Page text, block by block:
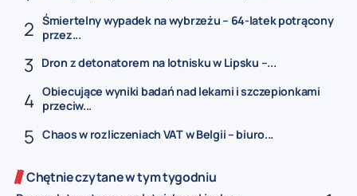
Śmiertelny wypadek na wybrzeżu – 64-latek potrącony
przez...
Dron z detonatorem na lotnisku w Lipsku –...
Obiecujące wyniki badań nad lekami i szczepionkami
przeciw...
Chaos w rozliczeniach VAT w Belgii – biuro...
Chętnie czytane w tym tygodniu